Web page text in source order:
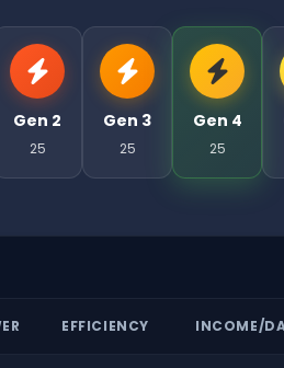
Gen 2
25
Gen 3
25
Gen 4
25
EFFICIENCY INCOME/